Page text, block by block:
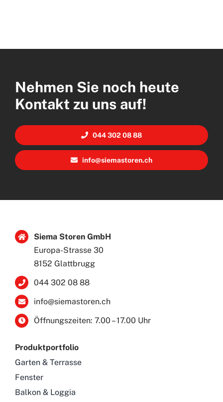
Nehmen Sie noch heute
Kontakt zu uns auf!
044 302 08 88
info@siemastoren.ch
Siema Storen GmbH
Europa-Strasse 30
8152 Glattbrugg
044 302 08 88
info@siemastoren.ch
Öffnungszeiten: 7.00 – 17.00 Uhr
Produktportfolio
Garten & Terrasse
Fenster
Balkon & Loggia